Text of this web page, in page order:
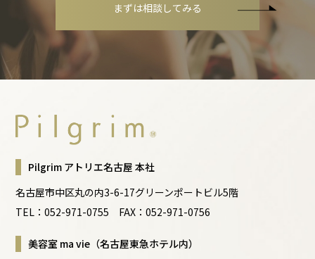
まずは相談してみる
Pilgrim アトリエ名古屋 本社
名古屋市中区丸の内3-6-17グリーンポートビル5階
TEL：052-971-0755 FAX：052-971-0756
美容室 ma vie（名古屋東急ホテル内）